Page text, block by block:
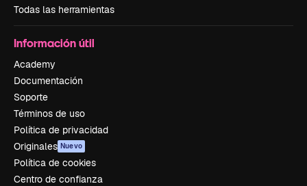
Todas las herramientas
Información útil
Academy
Documentación
Soporte
Términos de uso
Política de privacidad
Originales Nuevo
Política de cookies
Centro de confianza